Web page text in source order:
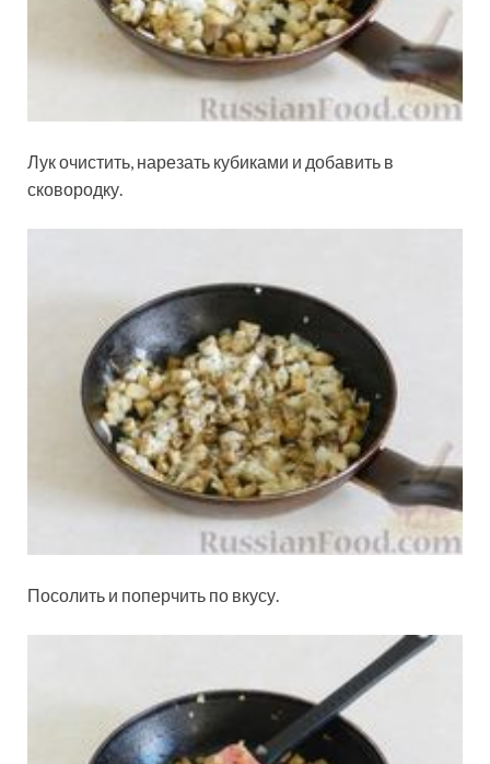
Лук очистить, нарезать кубиками и добавить в
сковородку.
Посолить и поперчить по вкусу.